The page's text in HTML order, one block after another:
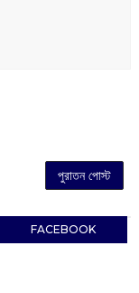
পুরাতন পোস্ট
FACEBOOK